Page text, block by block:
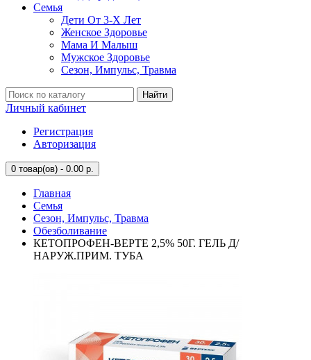
Семья
Дети От 3-Х Лет
Женское Здоровье
Мама И Малыш
Мужское Здоровье
Сезон, Импульс, Травма
Найти
Личный кабинет
Регистрация
Авторизация
0 товар(ов) - 0.00 р.
Главная
Семья
Сезон, Импульс, Травма
Обезболивание
КЕТОПРОФЕН-ВЕРТЕ 2,5% 50Г. ГЕЛЬ Д/
НАРУЖ.ПРИМ. ТУБА